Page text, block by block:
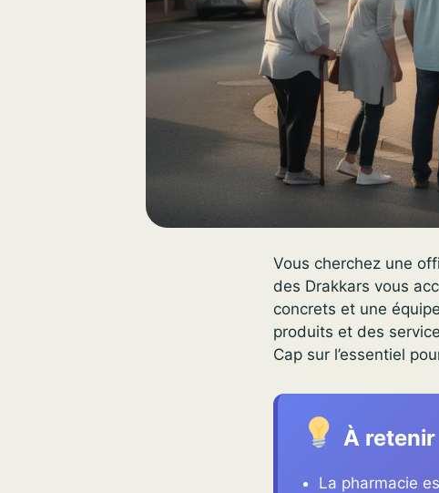
Vous cherchez une
des Drakkars vous
concrets et une
produits et des
Cap sur l’essentiel
À retenir
La pharmacie